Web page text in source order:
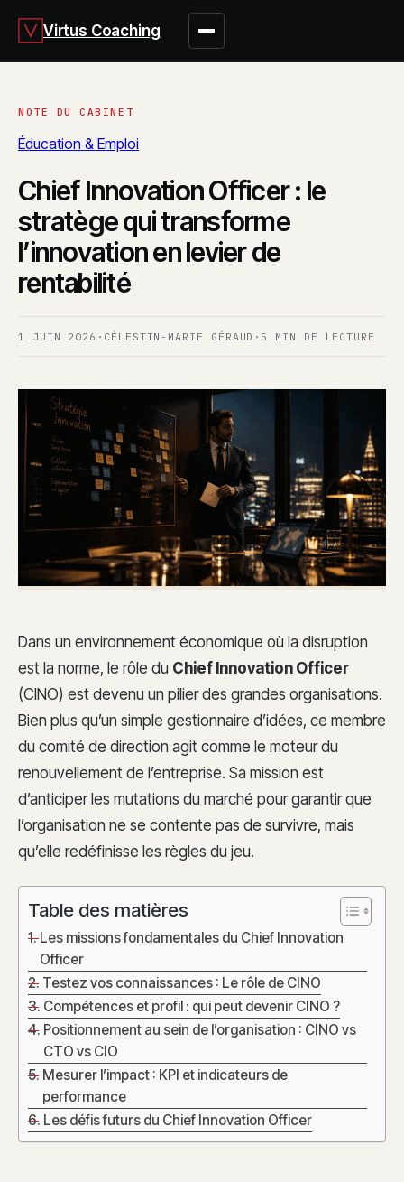
Virtus Coaching
Éducation & Emploi
Chief Innovation Officer : le
stratège qui transforme
l’innovation en levier de
rentabilité
1 JUIN 2026 · CÉLESTIN-MARIE GÉRAUD · 5 MIN DE LECTURE
Dans un environnement économique où la disruption
est la norme, le rôle du Chief Innovation Officer
(CINO) est devenu un pilier des grandes organisations.
Bien plus qu’un simple gestionnaire d’idées, ce membre
du comité de direction agit comme le moteur du
renouvellement de l’entreprise. Sa mission est
d’anticiper les mutations du marché pour garantir que
l’organisation ne se contente pas de survivre, mais
qu’elle redéfinisse les règles du jeu.
Table des matières
Les missions fondamentales du Chief Innovation
Officer
Testez vos connaissances : Le rôle de CINO
Compétences et profil : qui peut devenir CINO ?
Positionnement au sein de l’organisation : CINO vs
CTO vs CIO
Mesurer l’impact : KPI et indicateurs de
performance
Les défis futurs du Chief Innovation Officer